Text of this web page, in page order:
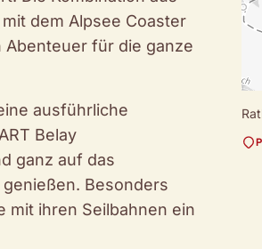
dem Alpsee Coaster
für die ganze
ausführliche
Belay
ganz auf das
Besonders
mit ihren Seilbahnen ein